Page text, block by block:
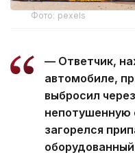
Фото: pexels
— Ответчик,
автомобиле,
выбросил
непотушенную
загорелся